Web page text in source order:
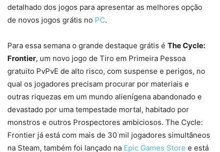
detalhado dos jogos para apresentar as melhores opção
de novos jogos grátis no PC.
Para essa semana o grande destaque grátis é The Cycle:
Frontier, um novo jogo de Tiro em Primeira Pessoa
gratuito PvPvE de alto risco, com suspense e perigos, no
qual os jogadores precisam procurar por materiais e
outras riquezas em um mundo alienígena abandonado e
devastado por uma tempestade mortal, habitado por
monstros e outros Prospectores ambiciosos. The Cycle:
Frontier já está com mais de 30 mil jogadores simultâneos
na Steam, também foi lançado na Epic Games Store e está